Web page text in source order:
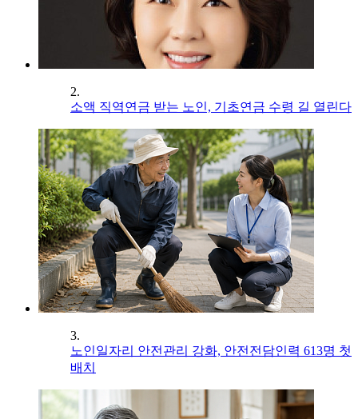
2.
소액 직역연금 받는 노인, 기초연금 수령 길 열린다
3.
노인일자리 안전관리 강화, 안전전담인력 613명 첫
배치